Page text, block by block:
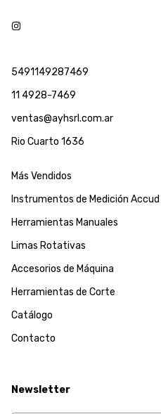
5491149287469
11 4928-7469
ventas@ayhsrl.com.ar
Rio Cuarto 1636
Más Vendidos
Instrumentos de Medición Accud
Herramientas Manuales
Limas Rotativas
Accesorios de Máquina
Herramientas de Corte
Catálogo
Contacto
Newsletter